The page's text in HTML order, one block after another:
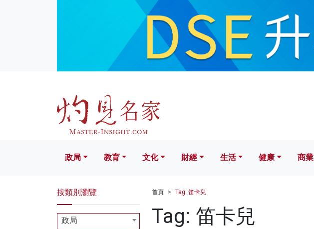
文化 財經 生活 健康
政局 教育 文化 財經 生活 健康 商業
首頁 Tag: 笛卡兒
Tag: 笛卡兒
按類別瀏覽
政局